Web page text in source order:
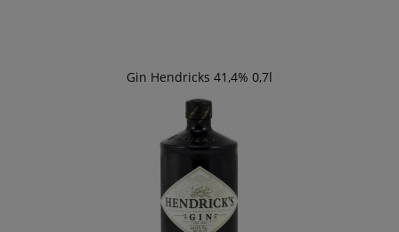
Gin Hendricks 41,4% 0,7l